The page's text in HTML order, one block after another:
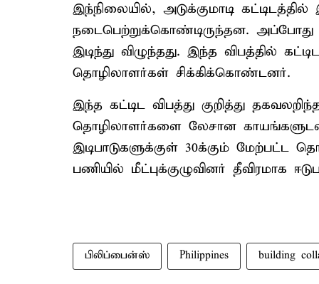
இந்நிலையில், அடுக்குமாடி
நடைபெற்றுக்கொண்டிருந்தன. அப்போது
இடிந்து விழுந்தது. இந்த விபத்தில்
தொழிலாளர்கள் சிக்கிக்கொண்டனர்.
இந்த கட்டிட விபத்து குறித்து
தொழிலாளர்களை லேசான
இடிபாடுகளுக்குள் 30க்கும் மேற்பட்ட
பணியில் மீட்புக்குழுவினர் தீவிரமாக
பிலிப்பைன்ஸ் Philippines building